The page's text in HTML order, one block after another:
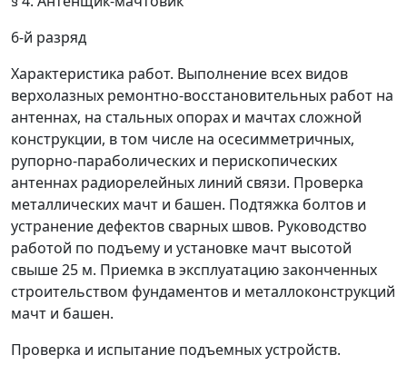
6-й разряд
Характеристика работ. Выполнение всех видов
верхолазных ремонтно-восстановительных работ на
антеннах, на стальных опорах и мачтах сложной
конструкции, в том числе на осесимметричных,
рупорно-параболических и перископических
антеннах радиорелейных линий связи. Проверка
металлических мачт и башен. Подтяжка болтов и
устранение дефектов сварных швов. Руководство
работой по подъему и установке мачт высотой
свыше 25 м. Приемка в эксплуатацию законченных
строительством фундаментов и металлоконструкций
мачт и башен.
Проверка и испытание подъемных устройств.